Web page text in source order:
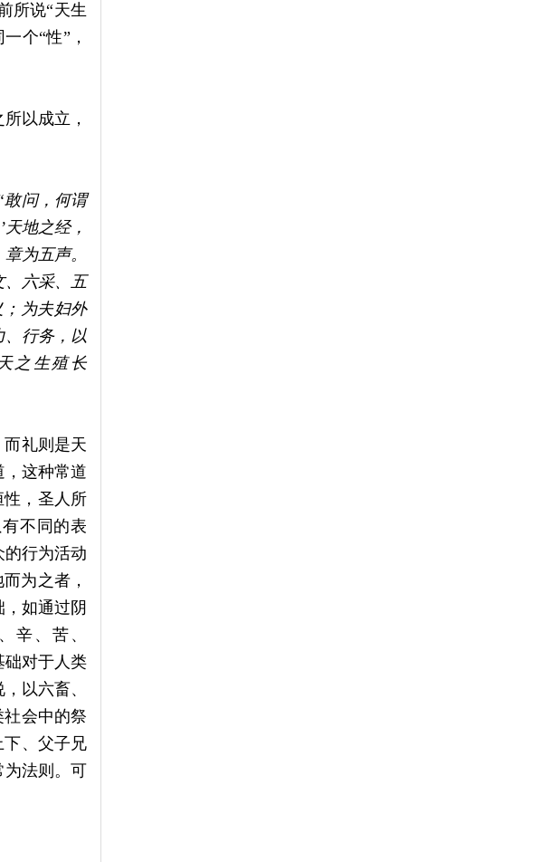
所说“天生
个“性”，
以成立，
敢问，何谓
地之经，
为五声。
、六采、五
为夫妇外
、行务，以
之生殖长
而礼则是天
这种常道
，圣人所
不同的表
行为活动
为之者，
如通过阴
辛、苦、
础对于人类
以六畜、
社会中的祭
下、父子兄
为法则。可